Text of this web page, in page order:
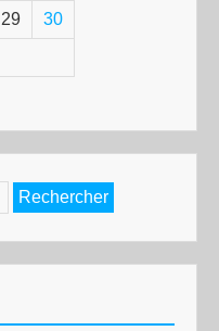
29 30